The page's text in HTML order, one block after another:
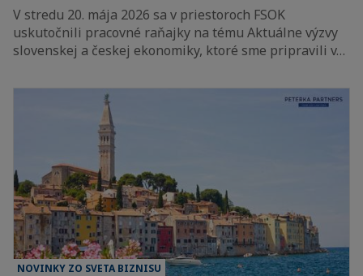
V stredu 20. mája 2026 sa v priestoroch FSOK
uskutočnili pracovné raňajky na tému Aktuálne výzvy
slovenskej a českej ekonomiky, ktoré sme pripravili v…
NOVINKY ZO SVETA BIZNISU